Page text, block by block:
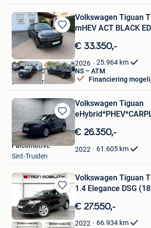
Bewaren
in
Mijn
Favorieten
Volkswagen Tiguan
mHEV ACT BLACK
€ 33.350,-
2026 25.964 km
Financiering
AUTO'S TOM MERTENS – ATM
Zandhoven
Bewaren
in
Mijn
Favorieten
Volkswagen Tiguan
€ 26.350,-
2022 61.605 km
Falcomotive
Sint-Truiden
Bewaren
in
Mijn
Favorieten
Volkswagen Tiguan
1.4 Elegance DSG
€ 27.550,-
2022 66.934 km